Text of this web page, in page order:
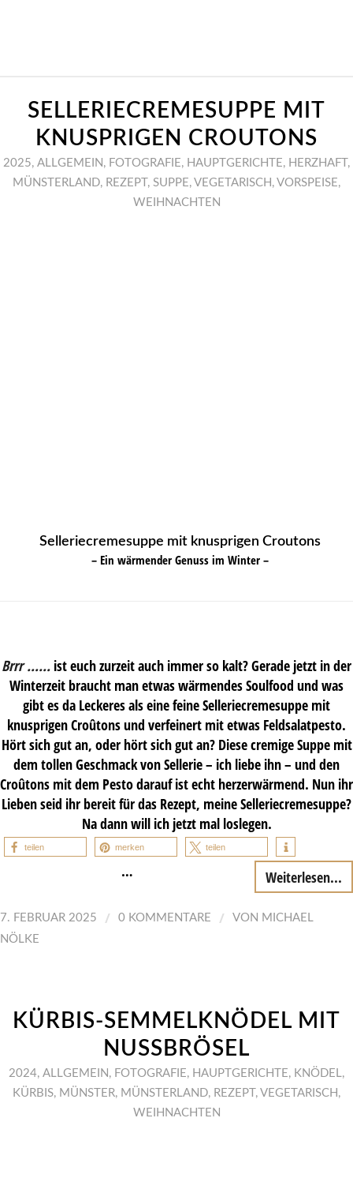
SELLERIECREMESUPPE MIT
KNUSPRIGEN CROUTONS
2025, ALLGEMEIN , FOTOGRAFIE, HAUPTGERICHTE, HERZHAFT ,
MÜNSTERLAND, REZEPT , SUPPE, VEGETARISCH , VORSPEISE,
WEIHNACHTEN
Selleriecremesuppe mit knusprigen Croutons
– Ein wärmender Genuss im Winter –
Brrr …… ist euch zurzeit auch immer so kalt? Gerade jetzt in der
Winterzeit braucht man etwas wärmendes Soulfood und was
gibt es da Leckeres als eine feine Selleriecremesuppe mit
knusprigen Croûtons und verfeinert mit etwas Feldsalatpesto.
Hört sich gut an, oder hört sich gut an? Diese cremige Suppe mit
dem tollen Geschmack von Sellerie – ich liebe ihn – und den
Croûtons mit dem Pesto darauf ist echt herzerwärmend. Nun ihr
Lieben seid ihr bereit für das Rezept, meine Selleriecremesuppe?
Na dann will ich jetzt mal loslegen.
teilen merken teilen
… Weiterlesen...
7. FEBRUAR 2025 / 0 KOMMENTARE / VON MICHAEL
NÖLKE
KÜRBIS-SEMMELKNÖDEL MIT
NUSSBRÖSEL
2024, ALLGEMEIN , FOTOGRAFIE, HAUPTGERICHTE, KNÖDEL,
KÜRBIS, MÜNSTER, MÜNSTERLAND, REZEPT , VEGETARISCH ,
WEIHNACHTEN